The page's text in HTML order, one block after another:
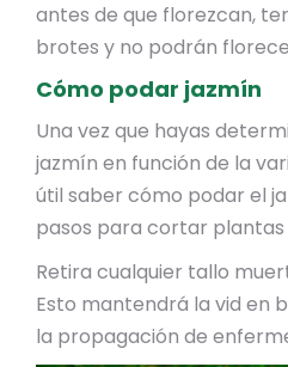
antes de que florezcan,
brotes y no podrán
Cómo podar jazmín
Una vez que hayas
jazmín en función de la
útil saber cómo podar el
pasos para cortar plantas
Retira cualquier tallo
Esto mantendrá la vid en
la propagación de